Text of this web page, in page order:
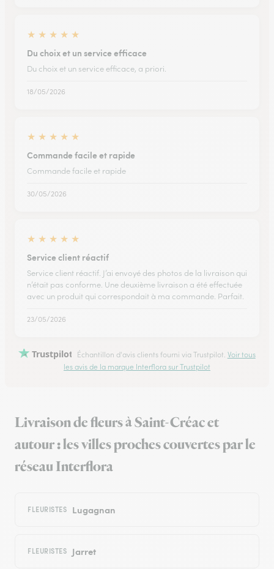
★ ★ ★ ★ ★
Du choix et un service efficace
Du choix et un service efficace, a priori.
18/05/2026
★ ★ ★ ★ ★
Commande facile et rapide
Commande facile et rapide
30/05/2026
★ ★ ★ ★ ★
Service client réactif
Service client réactif. J’ai envoyé des photos de la livraison qui
n’était pas conforme. Une deuxième livraison a été effectuée
avec un produit qui correspondait à ma commande. Parfait.
23/05/2026
Trustpilot Échantillon d'avis clients fourni via Trustpilot. Voir tous
les avis de la marque Interflora sur Trustpilot
Livraison de fleurs à Saint-Créac et
autour : les villes proches couvertes par le
réseau Interflora
FLEURISTES Lugagnan
FLEURISTES Jarret